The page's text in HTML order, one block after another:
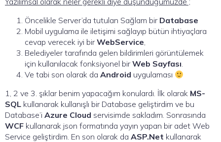
Öncelikle Server’da tutulan Sağlam bir Database
Mobil uygulama ile iletişimi sağlayıp bütün ihtiyaçlara
cevap verecek iyi birWebService,
Belediyeler tarafında gelen bildirimleri görüntülemek
için kullanılacak fonksiyonel birWeb Sayfası.
Ve tabi son olarak da Android uygulaması
1, 2 ve 3. şıklar benim yapacağım konulardı. İlk olarak MS-
SQL kullanarak kullanışlı bir Database geliştirdim ve bu
Database’i Azure Cloud servisimde sakladım. Sonrasında
WCF kullanarak json formatında yayın yapan bir adet Web
Service geliştirdim. En son olarak da ASP.Net kullanarak